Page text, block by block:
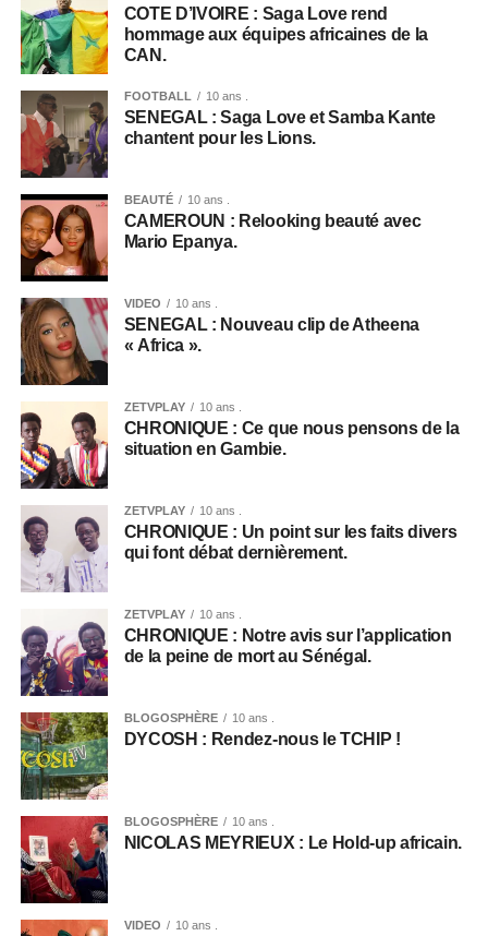
COTE D’IVOIRE : Saga Love rend
hommage aux équipes africaines de la
CAN.
FOOTBALL 10 ans .
SENEGAL : Saga Love et Samba Kante
chantent pour les Lions.
BEAUTÉ 10 ans .
CAMEROUN : Relooking beauté avec
Mario Epanya.
VIDEO 10 ans .
SENEGAL : Nouveau clip de Atheena
« Africa ».
ZETVPLAY 10 ans .
CHRONIQUE : Ce que nous pensons de la
situation en Gambie.
ZETVPLAY 10 ans .
CHRONIQUE : Un point sur les faits divers
qui font débat dernièrement.
ZETVPLAY 10 ans .
CHRONIQUE : Notre avis sur l’application
de la peine de mort au Sénégal.
BLOGOSPHÈRE 10 ans .
DYCOSH : Rendez-nous le TCHIP !
BLOGOSPHÈRE 10 ans .
NICOLAS MEYRIEUX : Le Hold-up africain.
VIDEO 10 ans .